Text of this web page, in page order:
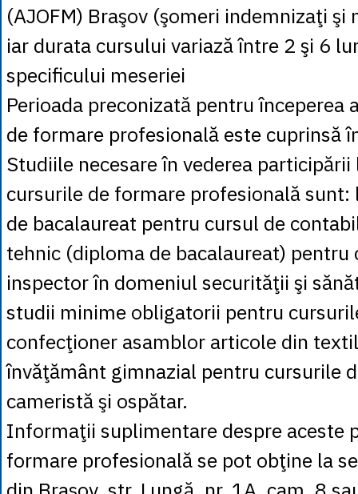
(AJOFM) Braşov (şomeri indemnizaţi şi
iar durata cursului variază între 2 şi 6
specificului meseriei
Perioada preconizată pentru începerea
de formare profesională este cuprinsă
Studiile necesare în vederea
cursurile de formare profesională
de bacalaureat pentru cursul de
tehnic (diploma de bacalaureat) pentru
inspector în domeniul securităţii şi
studii minime obligatorii pentru
confecţioner asamblor articole din
învăţământ gimnazial pentru cursurile
cameristă şi ospătar.
Informaţii suplimentare despre aceste
formare profesională se pot obţine la